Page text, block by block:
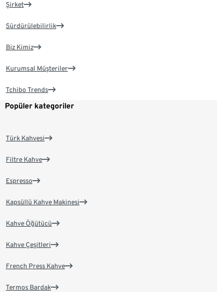
Şirket
Sürdürülebilirlik
Biz Kimiz
Kurumsal Müşteriler
Tchibo Trends
Popüler kategoriler
Türk Kahvesi
Filtre Kahve
Espresso
Kapsüllü Kahve Makinesi
Kahve Öğütücü
Kahve Çeşitleri
French Press Kahve
Termos Bardak